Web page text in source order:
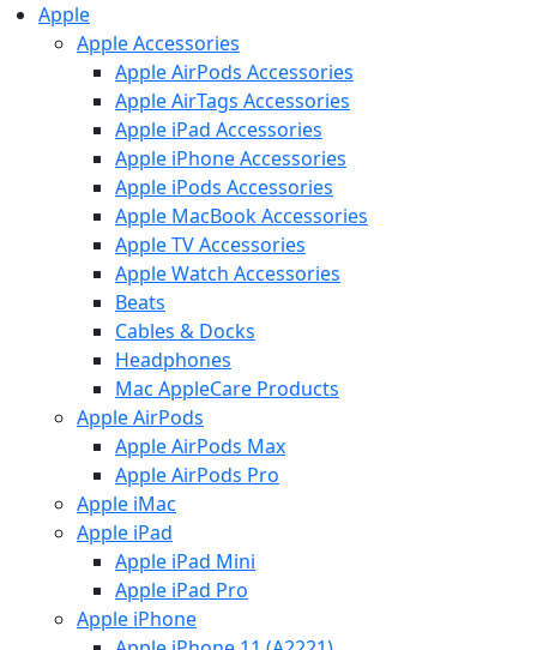
Apple
Apple Accessories
Apple AirPods Accessories
Apple AirTags Accessories
Apple iPad Accessories
Apple iPhone Accessories
Apple iPods Accessories
Apple MacBook Accessories
Apple TV Accessories
Apple Watch Accessories
Beats
Cables & Docks
Headphones
Mac AppleCare Products
Apple AirPods
Apple AirPods Max
Apple AirPods Pro
Apple iMac
Apple iPad
Apple iPad Mini
Apple iPad Pro
Apple iPhone